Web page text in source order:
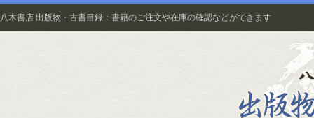
八木書店 出版物・古書目録：書籍のご注文や在庫の確認などができます